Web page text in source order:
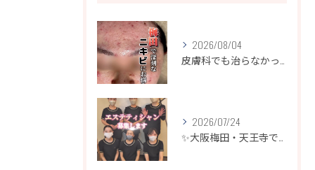
2026/08/04
皮膚科でも治らなかったニキビ、諦めるのはまだ早いです！
2026/07/24
✨大阪梅田・天王寺でエステティシャン募集✨